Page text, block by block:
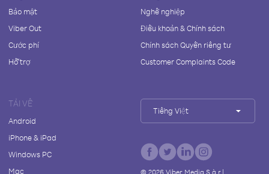
Bảo mật
Viber Out
Cước phí
Hỗ trợ
Nghề nghiệp
Điều khoản & Chính sách
Chính sách Quyền riêng tư
Customer Complaints Code
TẢI VỀ
Android
iPhone & iPad
Windows PC
Mac
Tiếng Việt
© 2026Viber Media S.à r.l.